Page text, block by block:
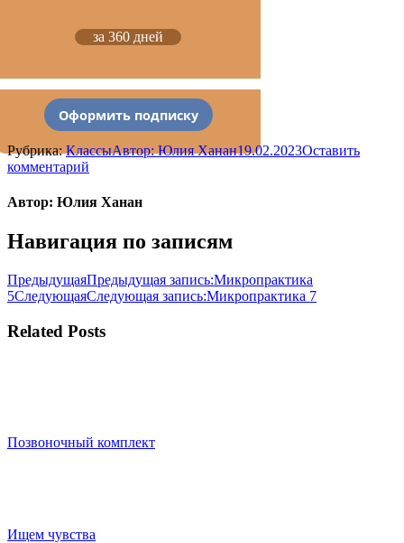
за 360 дней
Оформить подписку
Рубрика:КлассыАвтор:Юлия Ханан19.02.2023Оставить
комментарий
Автор: Юлия Ханан
Навигация по записям
ПредыдущаяПредыдущая запись:Микропрактика
5СледующаяСледующая запись:Микропрактика 7
Related Posts
Позвоночный комплект
Ищем чувства